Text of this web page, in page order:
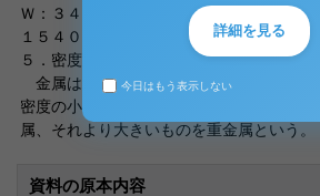
Ｗ：３４００℃ Ｏｓ：３０４５℃ Ｐｔ
１５４０℃
５．密度
金属は、一般に密度も大きい。しかし、
密度の小さいものもある。密度４ｇｃｍ−
属、それより大きいものを重金属という。
資料の原本内容
詳細を見る
今日はもう表示しない